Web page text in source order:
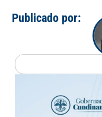
Publicado por:
Search